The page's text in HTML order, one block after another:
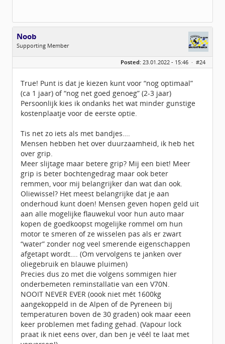
Noob
Supporting Member
Geslacht:
Geregistreerd:10 / 2012
Posted: 23.01.2022 - 15:46 · #24
True! Punt is dat je kiezen kunt voor “nog optimaal”
(ca 1 jaar) of “nog net goed genoeg” (2-3 jaar)
Persoonlijk kies ik ondanks het wat minder gunstige
kostenplaatje voor de eerste optie.
Tis net zo iets als met bandjes….
Mensen hebben het over duurzaamheid, ik heb het
over grip.
Meer slijtage maar betere grip? Mij een biet! Meer
grip is beter bochtengedrag maar ook beter
remmen, voor mij belangrijker dan wat dan ook.
Oliewissel? Het meest belangrijke dat je aan
onderhoud kunt doen! Mensen geven hopen geld uit
aan alle mogelijke flauwekul voor hun auto maar
kopen de goedkoopst mogelijke rommel om hun
motor te smeren of ze wisselen pas als er zwart
“water” zonder nog veel smerende eigenschappen
afgetapt wordt…. (Om vervolgens te janken over
oliegebruik en blauwe pluimen)
Precies dus zo met die volgens sommigen hier
onderbemeten reminstallatie van een V70N.
NOOIT NEVER EVER (oook niet mét 1600kg
aangekoppeld in de Alpen of de Pyreneen bij
temperaturen boven de 30 graden) ook maar eeen
keer problemen met fading gehad. (Vapour lock
praat ik niet eens over, dan ben je véél te laat met